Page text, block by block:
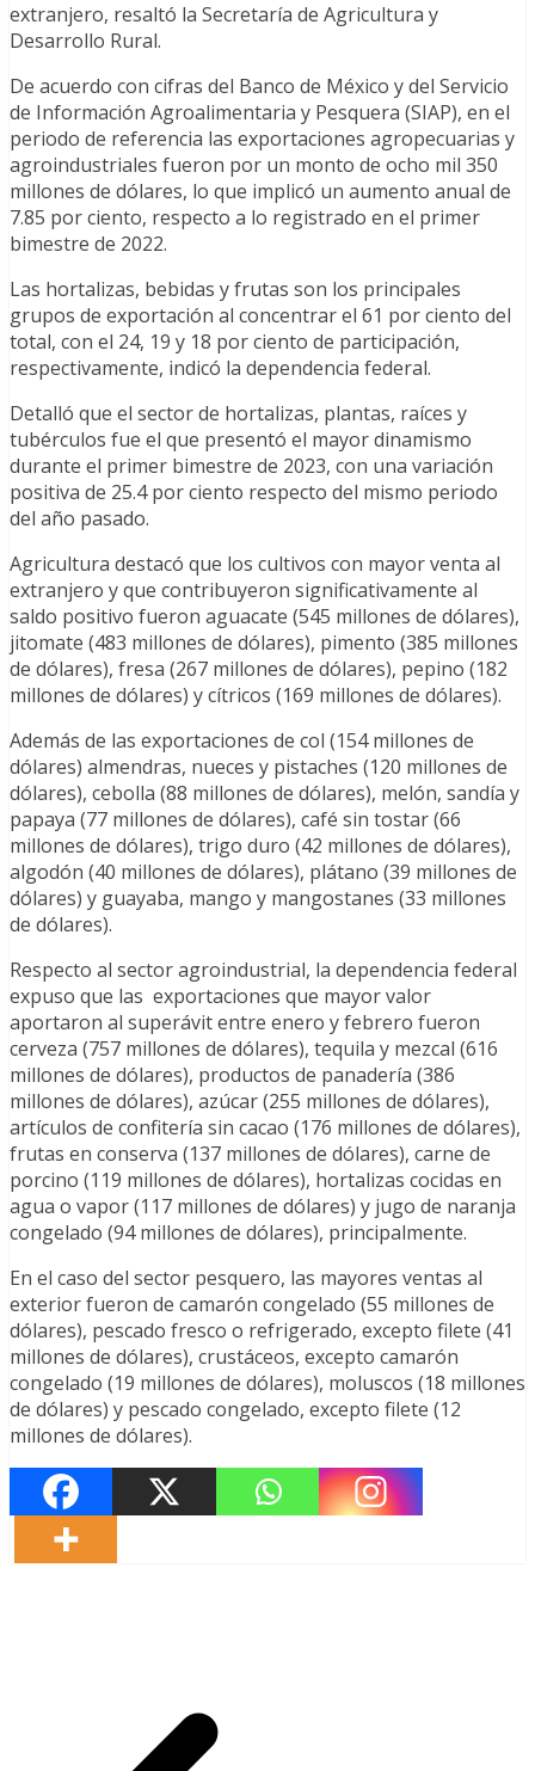
extranjero, resaltó la Secretaría de Agricultura y
Desarrollo Rural.
De acuerdo con cifras del Banco de México y del Servicio
de Información Agroalimentaria y Pesquera (SIAP), en el
periodo de referencia las exportaciones agropecuarias y
agroindustriales fueron por un monto de ocho mil 350
millones de dólares, lo que implicó un aumento anual de
7.85 por ciento, respecto a lo registrado en el primer
bimestre de 2022.
Las hortalizas, bebidas y frutas son los principales
grupos de exportación al concentrar el 61 por ciento del
total, con el 24, 19 y 18 por ciento de participación,
respectivamente, indicó la dependencia federal.
Detalló que el sector de hortalizas, plantas, raíces y
tubérculos fue el que presentó el mayor dinamismo
durante el primer bimestre de 2023, con una variación
positiva de 25.4 por ciento respecto del mismo periodo
del año pasado.
Agricultura destacó que los cultivos con mayor venta al
extranjero y que contribuyeron significativamente al
saldo positivo fueron aguacate (545 millones de dólares),
jitomate (483 millones de dólares), pimento (385 millones
de dólares), fresa (267 millones de dólares), pepino (182
millones de dólares) y cítricos (169 millones de dólares).
Además de las exportaciones de col (154 millones de
dólares) almendras, nueces y pistaches (120 millones de
dólares), cebolla (88 millones de dólares), melón, sandía y
papaya (77 millones de dólares), café sin tostar (66
millones de dólares), trigo duro (42 millones de dólares),
algodón (40 millones de dólares), plátano (39 millones de
dólares) y guayaba, mango y mangostanes (33 millones
de dólares).
Respecto al sector agroindustrial, la dependencia federal
expuso que las exportaciones que mayor valor
aportaron al superávit entre enero y febrero fueron
cerveza (757 millones de dólares), tequila y mezcal (616
millones de dólares), productos de panadería (386
millones de dólares), azúcar (255 millones de dólares),
artículos de confitería sin cacao (176 millones de dólares),
frutas en conserva (137 millones de dólares), carne de
porcino (119 millones de dólares), hortalizas cocidas en
agua o vapor (117 millones de dólares) y jugo de naranja
congelado (94 millones de dólares), principalmente.
En el caso del sector pesquero, las mayores ventas al
exterior fueron de camarón congelado (55 millones de
dólares), pescado fresco o refrigerado, excepto filete (41
millones de dólares), crustáceos, excepto camarón
congelado (19 millones de dólares), moluscos (18 millones
de dólares) y pescado congelado, excepto filete (12
millones de dólares).